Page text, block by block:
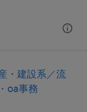
・建設系／流
oa事務